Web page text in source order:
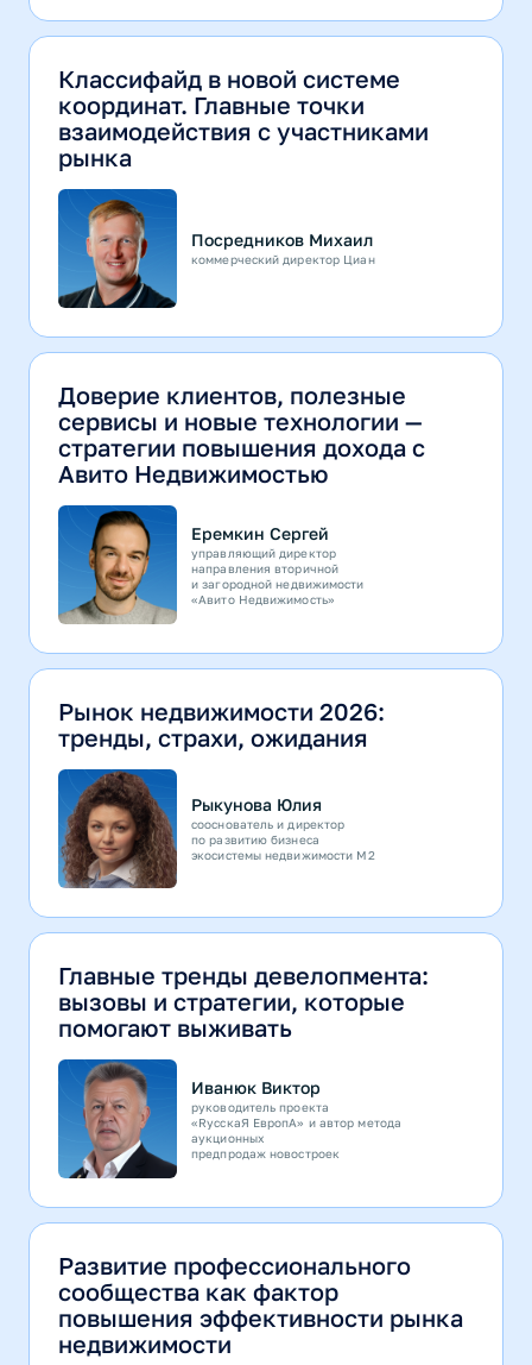
Классифайд в новой системе
координат. Главные точки
взаимодействия с участниками
рынка
Посредников Михаил
коммерческий директор Циан
Доверие клиентов, полезные
сервисы и новые технологии —
стратегии повышения дохода с
Авито Недвижимостью
Еремкин Сергей
управляющий директор
направления вторичной
и загородной недвижимости
«Авито Недвижимость»
Рынок недвижимости 2026:
тренды, страхи, ожидания
Рыкунова Юлия
сооснователь и директор
по развитию бизнеса
экосистемы недвижимости М2
Главные тренды девелопмента:
вызовы и стратегии, которые
помогают выживать
Иванюк Виктор
руководитель проекта
«RусскаЯ ЕвропА» и автор метода
аукционных
предпродаж новостроек
Развитие профессионального
сообщества как фактор
повышения эффективности рынка
недвижимости